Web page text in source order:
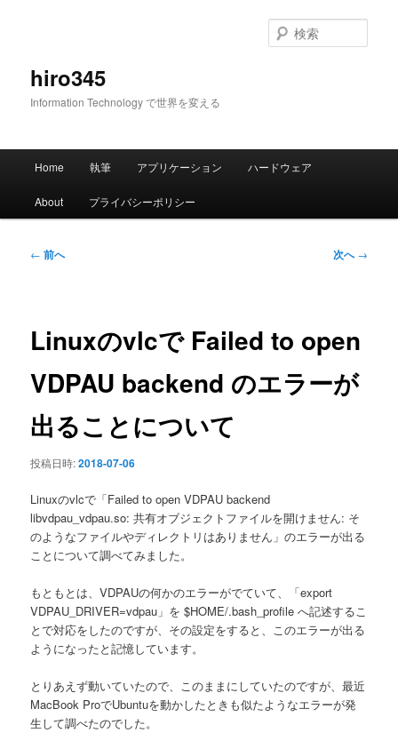
hiro345
Information Technology で世界を変える
索
メ
Home 執筆 アプリケーション ハードウェア
About プライバシーポリシー
投
ー
ョ
← 前へ 次へ→
Linuxのvlcで Failed to open
VDPAU backend のエラーが
出ることについて
投稿日時:2018-07-06
Linuxのvlcで「Failed to open VDPAU backend
libvdpau_vdpau.so: 共有オブジェクトファイルを開けません: そ
のようなファイルやディレクトリはありません」のエラーが出る
ことについて調べてみました。
もともとは、VDPAUの何かのエラーがでていて、「export
VDPAU_DRIVER=vdpau」を $HOME/.bash_profile へ記述するこ
とで対応をしたのですが、その設定をすると、このエラーが出る
ようになったと記憶しています。
とりあえず動いていたので、このままにしていたのですが、最近
MacBook ProでUbuntuを動かしたときも似たようなエラーが発
生して調べたのでした。